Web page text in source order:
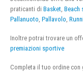
praticanti di Basket Beach
Pallanuoto Pallavolo
Inoltre potrai trovare un
premiazioni sportive
Completa il tuo ordine con